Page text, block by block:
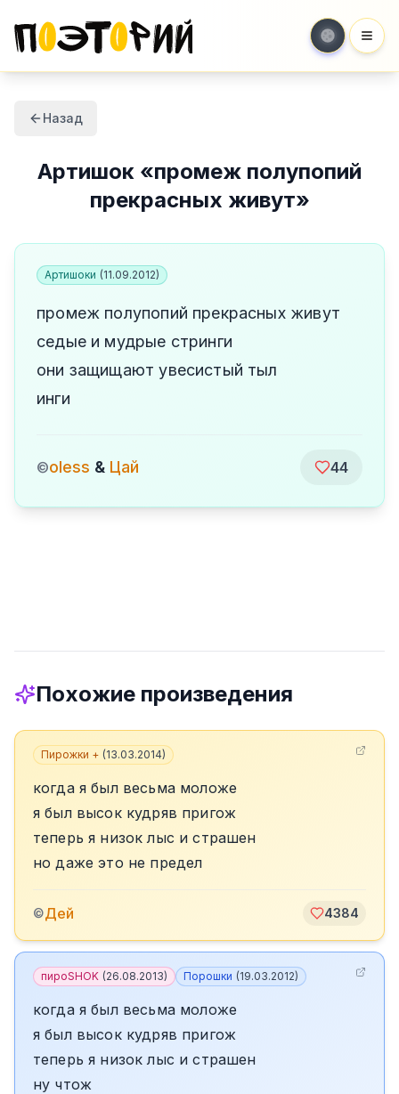
Назад
Артишок «промеж полупопий
прекрасных живут»
Артишоки (11.09.2012)
промеж полупопий прекрасных живут
седые и мудрые стринги
они защищают увесистый тыл
инги
©oless & Цай 44
Похожие произведения
Пирожки + (13.03.2014)
когда я был весьма моложе
я был высок кудряв пригож
теперь я низок лыс и страшен
но даже это не предел
©Дей 4384
пироSHOK (26.08.2013) Порошки (19.03.2012)
когда я был весьма моложе
я был высок кудряв пригож
теперь я низок лыс и страшен
ну чтож